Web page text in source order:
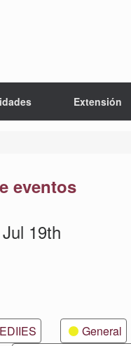
Extensión
eventos
19th
General